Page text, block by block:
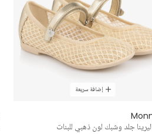
إضافة سريعة
جلد وشبك لون ذهبي للبنات